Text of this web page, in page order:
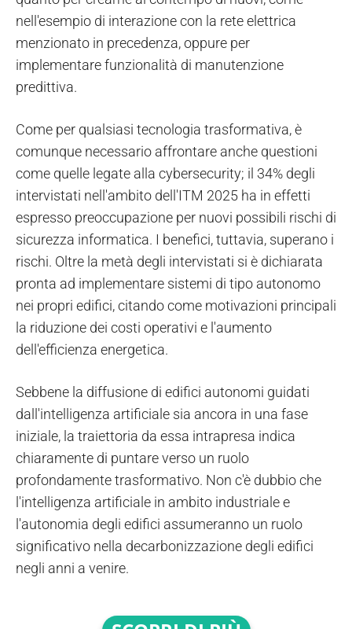
nell'esempio di interazione con la rete elettrica
menzionato in precedenza, oppure per
implementare funzionalità di manutenzione
predittiva.
Come per qualsiasi tecnologia trasformativa, è
comunque necessario affrontare anche questioni
come quelle legate alla cybersecurity; il 34% degli
intervistati nell'ambito dell'ITM 2025 ha in effetti
espresso preoccupazione per nuovi possibili rischi di
sicurezza informatica. I benefici, tuttavia, superano i
rischi. Oltre la metà degli intervistati si è dichiarata
pronta ad implementare sistemi di tipo autonomo
nei propri edifici, citando come motivazioni principali
la riduzione dei costi operativi e l'aumento
dell'efficienza energetica.
Sebbene la diffusione di edifici autonomi guidati
dall'intelligenza artificiale sia ancora in una fase
iniziale, la traiettoria da essa intrapresa indica
chiaramente di puntare verso un ruolo
profondamente trasformativo. Non c'è dubbio che
l'intelligenza artificiale in ambito industriale e
l'autonomia degli edifici assumeranno un ruolo
significativo nella decarbonizzazione degli edifici
negli anni a venire.